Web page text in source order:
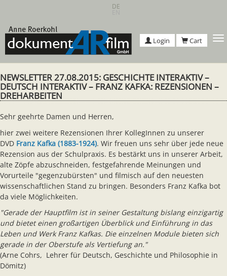
main
content
DE
Login Cart
NEWSLETTER 27.08.2015: GESCHICHTE INTERAKTIV –
DEUTSCH INTERAKTIV – FRANZ KAFKA: REZENSIONEN –
DREHARBEITEN
Sehr geehrte Damen und Herren,
hier zwei weitere Rezensionen Ihrer KollegInnen zu unserer
DVD Franz Kafka (1883-1924). Wir freuen uns sehr über jede neue
Rezension aus der Schulpraxis. Es bestärkt uns in unserer Arbeit,
alte Zöpfe abzuschneiden, festgefahrende Meinungen und
Vorurteile "gegenzubürsten" und filmisch auf den neuesten
wissenschaftlichen Stand zu bringen. Besonders Franz Kafka bot
da viele Möglichkeiten.
"Gerade der Hauptfilm ist in seiner Gestaltung bislang einzigartig
und bietet einen großartigen Überblick und Einführung in das
Leben und Werk Franz Kafkas. Die einzelnen Module bieten sich
gerade in der Oberstufe als Vertiefung an."
(Arne Cohrs, Lehrer für Deutsch, Geschichte und Philosophie in
Dömitz)